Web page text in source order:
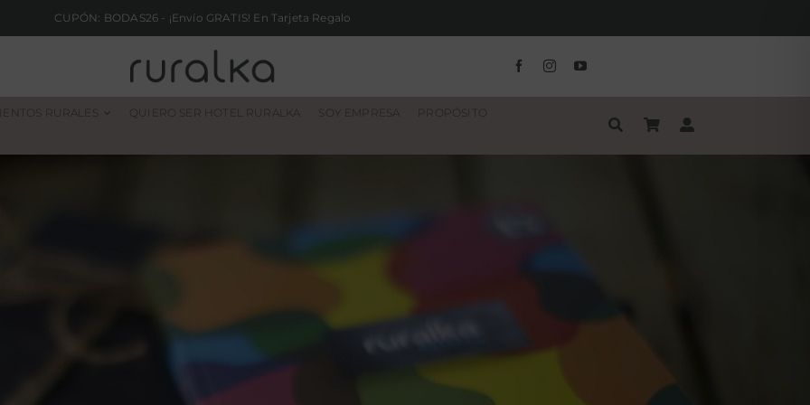
CUPÓN: BODAS26 - ¡Envío GRATIS! En Tarjeta Regalo
RURALES QUIERO SER HOTEL RURALKA SOY EMPRESA
PROPÓSITO